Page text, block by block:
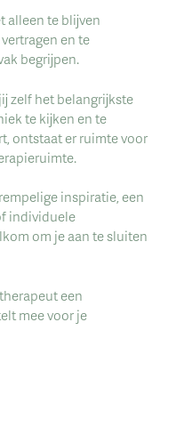
alleen te blijven
en te
begrijpen.
zelf het belangrijkste
te kijken en te
ontstaat er ruimte voor
inspiratie, een
individuele
om je aan te sluiten
een
mee voor je